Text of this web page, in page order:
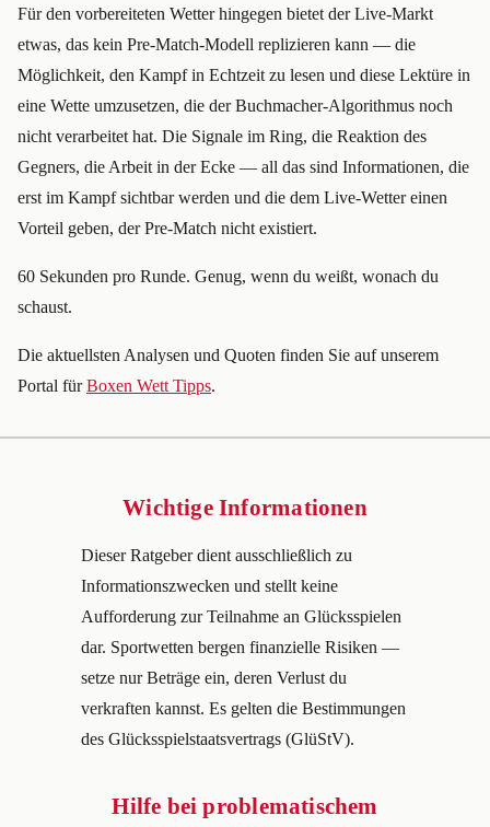
Für den vorbereiteten Wetter hingegen bietet der Live-Markt
etwas, das kein Pre-Match-Modell replizieren kann — die
Möglichkeit, den Kampf in Echtzeit zu lesen und diese Lektüre in
eine Wette umzusetzen, die der Buchmacher-Algorithmus noch
nicht verarbeitet hat. Die Signale im Ring, die Reaktion des
Gegners, die Arbeit in der Ecke — all das sind Informationen, die
erst im Kampf sichtbar werden und die dem Live-Wetter einen
Vorteil geben, der Pre-Match nicht existiert.
60 Sekunden pro Runde. Genug, wenn du weißt, wonach du
schaust.
Die aktuellsten Analysen und Quoten finden Sie auf unserem
Portal fürBoxen Wett Tipps.
Wichtige Informationen
Dieser Ratgeber dient ausschließlich zu
Informationszwecken und stellt keine
Aufforderung zur Teilnahme an Glücksspielen
dar. Sportwetten bergen finanzielle Risiken —
setze nur Beträge ein, deren Verlust du
verkraften kannst. Es gelten die Bestimmungen
des Glücksspielstaatsvertrags (GlüStV).
Hilfe bei problematischem